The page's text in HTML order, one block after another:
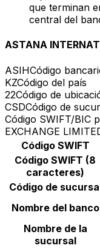
que terminan
central del
ASTANA
ASIHCódigo
KZCódigo del país
22Código de
CSDCódigo de
Código SWIFT/BIC
EXCHANGE
Código SWIFT
Código SWIFT (8
caracteres)
Código de
Nombre del banco
Nombre de la
sucursal